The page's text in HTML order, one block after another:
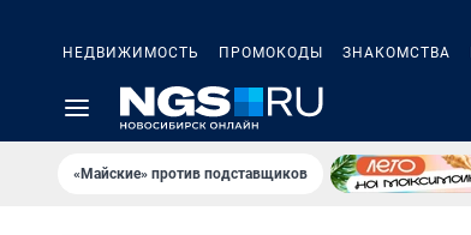
НЕДВИЖИМОСТЬ ПРОМОКОДЫ ЗНАКОМСТВА
«Майские» против подставщиков